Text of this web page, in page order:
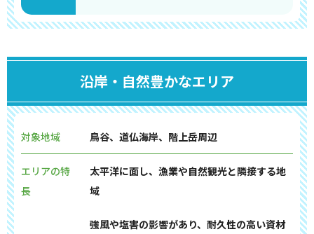
沿岸・自然豊かなエリア
対象地域 鳥谷、道仏海岸、階上岳周辺
エリアの特
長
太平洋に面し、漁業や自然観光と隣接する地
域
強風や塩害の影響があり、耐久性の高い資材